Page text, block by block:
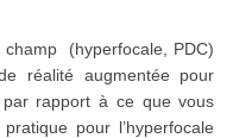
(hyperfocale, PDC)
réalité augmentée pour
par rapport à ce que vous
pour l’hyperfocale